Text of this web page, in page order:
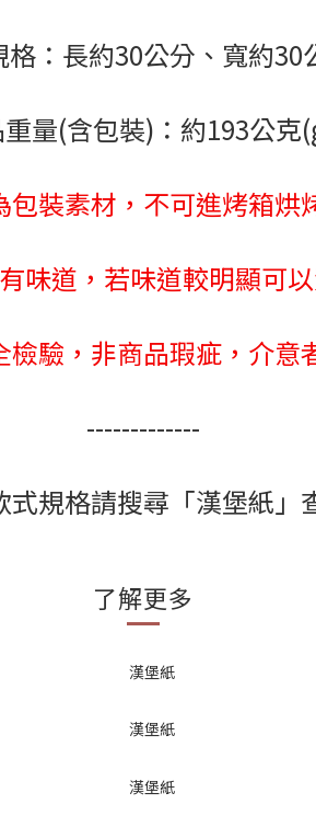
格：長約30公分、寬約30
量(含包裝)：約193公克
包裝素材，不可進烤箱烘
味道，若味道較明顯可
檢驗，非商品瑕疵，介意
-------------
式規格請搜尋「漢堡紙」
了解更多